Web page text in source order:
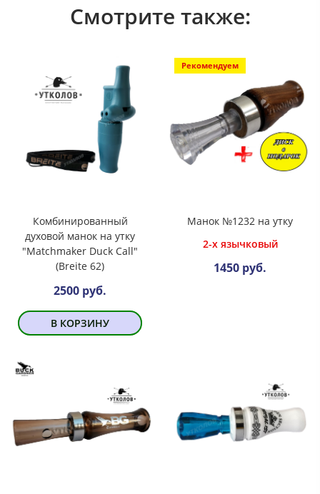
Смотрите также:
Комбинированный
духовой манок на утку
"Matchmaker Duck Call"
(Breite 62)
2500 руб.
В КОРЗИНУ
Рекомендуем
Манок №1232 на утку
2-х язычковый
1450 руб.